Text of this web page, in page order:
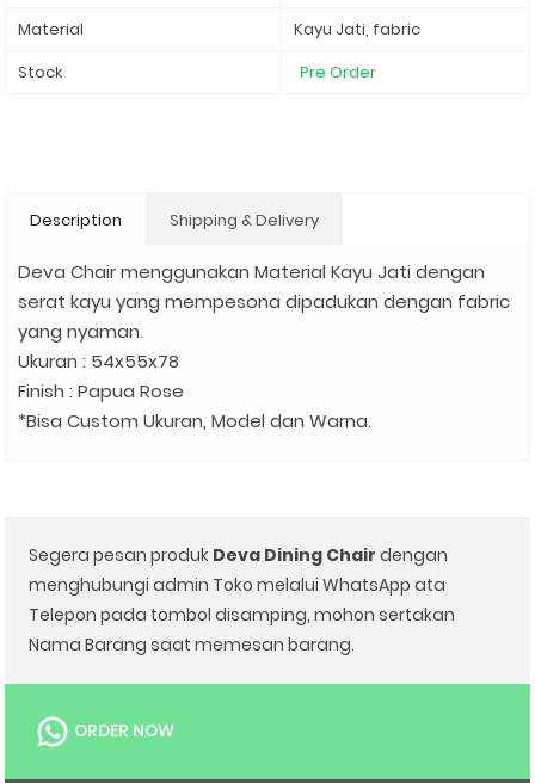
Material
Kayu Jati, fabric
Stock
Pre Order
Description Shipping & Delivery
Deva Chair menggunakan Material Kayu Jati dengan
serat kayu yang mempesona dipadukan dengan fabric
yang nyaman.
Ukuran : 54x55x78
Finish : Papua Rose
*Bisa Custom Ukuran, Model dan Warna.
Segera pesan produk Deva Dining Chair dengan
menghubungi admin Toko melalui WhatsApp ata
Telepon pada tombol disamping, mohon sertakan
Nama Barang saat memesan barang.
ORDER NOW